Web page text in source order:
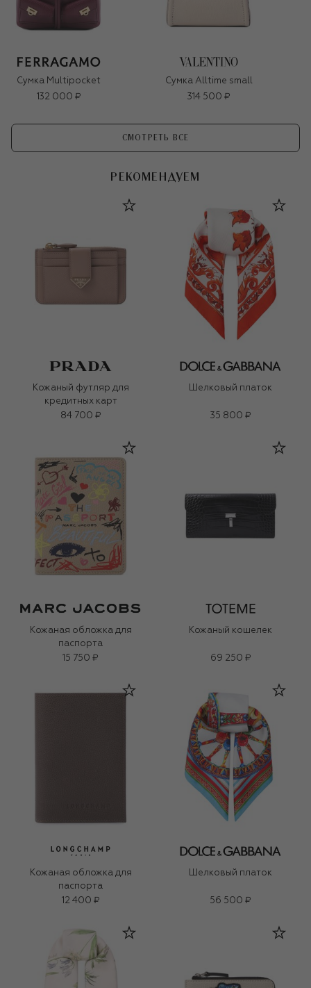
Сумка Multipocket
132 000 ₽
Сумка Alltime small
314 500 ₽
СМОТРЕТЬ ВСЕ
РЕКОМЕНДУЕМ
Кожаный футляр для
кредитных карт
84 700 ₽
Шелковый платок
35 800 ₽
Кожаная обложка для
паспорта
15 750 ₽
Кожаный кошелек
69 250 ₽
Кожаная обложка для
паспорта
12 400 ₽
Шелковый платок
56 500 ₽